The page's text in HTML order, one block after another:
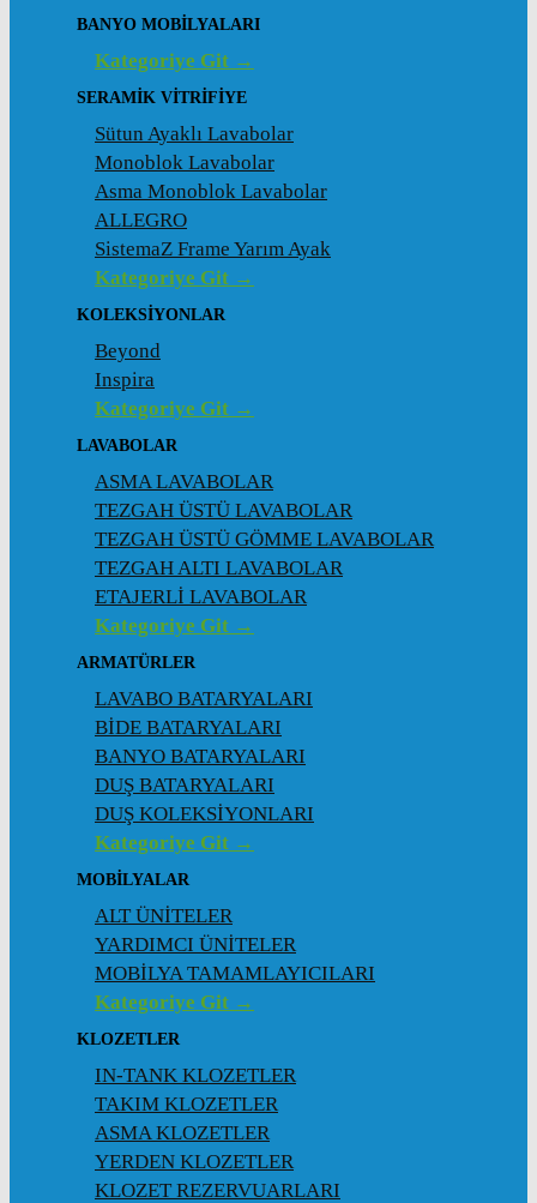
BANYO MOBILYALARI
Kategoriye Git →
SERAMIK VITRIFIYE
Sütun Ayaklı Lavabolar
Monoblok Lavabolar
Asma Monoblok Lavabolar
ALLEGRO
SistemaZ Frame Yarım Ayak
Kategoriye Git →
KOLEKSİYONLAR
Beyond
Inspira
Kategoriye Git →
LAVABOLAR
ASMA LAVABOLAR
TEZGAH ÜSTÜ LAVABOLAR
TEZGAH ÜSTÜ GÖMME LAVABOLAR
TEZGAH ALTI LAVABOLAR
ETAJERLİ LAVABOLAR
Kategoriye Git →
ARMATÜRLER
LAVABO BATARYALARI
BİDE BATARYALARI
BANYO BATARYALARI
DUŞ BATARYALARI
DUŞ KOLEKSİYONLARI
Kategoriye Git →
MOBİLYALAR
ALT ÜNİTELER
YARDIMCI ÜNİTELER
MOBİLYA TAMAMLAYICILARI
Kategoriye Git →
KLOZETLER
IN-TANK KLOZETLER
TAKIM KLOZETLER
ASMA KLOZETLER
YERDEN KLOZETLER
KLOZET REZERVUARLARI